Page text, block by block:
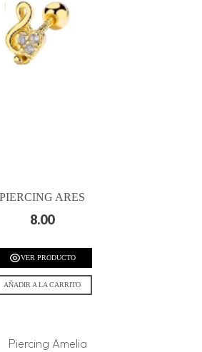
PIERCING ARES
8.00
VER PRODUCTO
AÑADIR A LA CARRITO